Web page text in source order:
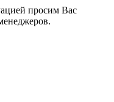
просим Вас